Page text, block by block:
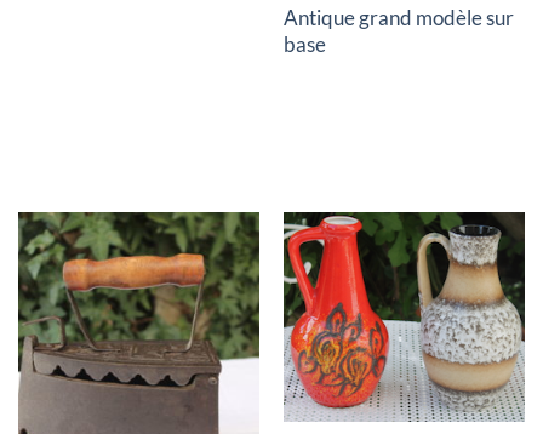
Antique grand modèle sur
base
RUPTURE DE STOCK
RUPTURE DE STOCK